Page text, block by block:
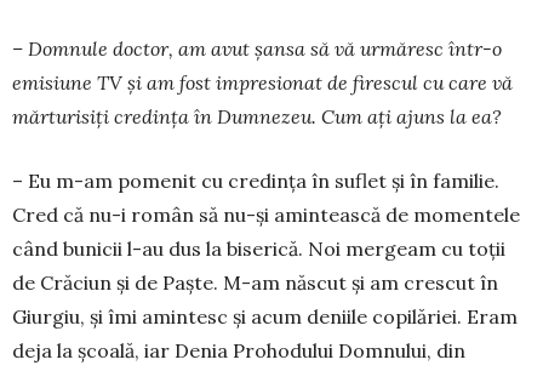
– Domnule doctor, am avut șansa să vă urmăresc într-o
emisiune TV și am fost impresionat de firescul cu care vă
mărturisiți credința în Dumnezeu. Cum ați ajuns la ea?
– Eu m-am pomenit cu credința în suflet și în familie.
Cred că nu-i român să nu-și amintească de momentele
când bunicii l-au dus la biserică. Noi mergeam cu toții
de Crăciun și de Paște. M-am născut și am crescut în
Giurgiu, și îmi amintesc și acum deniile copilăriei. Eram
deja la școală, iar Denia Prohodului Domnului, din